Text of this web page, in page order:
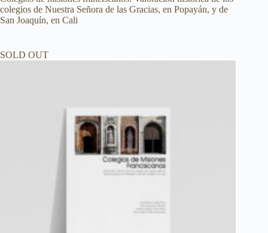
colegios de Nuestra Señora de las Gracias, en Popayán, y de
San Joaquín, en Cali
SOLD OUT